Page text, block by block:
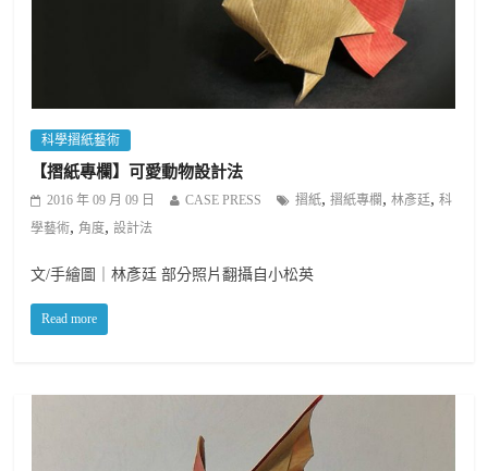
科學摺紙藝術
【摺紙專欄】可愛動物設計法
2016 年 09 月 09 日 CASE PRESS 摺紙,摺紙專欄 ,林彥廷,科
學藝術, 角度,設計法
文/手繪圖｜林彥廷 部分照片翻攝自小松英
Read more